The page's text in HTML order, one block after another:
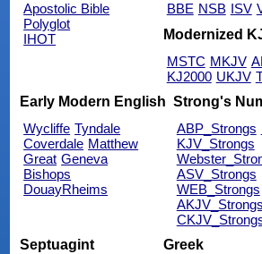
Apostolic Bible
Polyglot
IHOT
BBE NSB ISV
Modernized
MSTC MKJV
KJ2000 UKJV
Early Modern English
Wycliffe Tyndale
Coverdale Matthew
Great Geneva
Bishops
DouayRheims
Strong's
ABP_Strongs
KJV_Strongs
ASV_Strongs
WEB_Strongs
AKJV_Strongs
Septuagint
Greek